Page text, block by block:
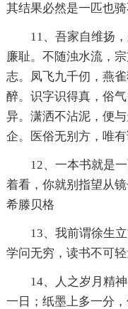
其结果必然是一匹也
11、吾家自维扬
廉耻。不随浊水流，
志。凤飞九千仞，燕
醉。识字识得真，俗
异。潇洒不沾泥，便
企。医俗无别方，唯
12、一本书就是
着看，你就别指望从
希滕贝格
13、我前谓徐生
学问无穷，读书不可
14、人之岁月精
一日；纸墨上多一分